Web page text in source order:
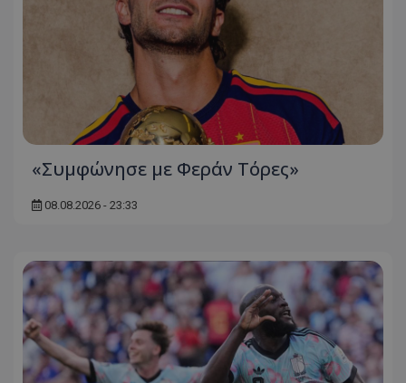
«Συμφώνησε με Φεράν Τόρες»
08.08.2026 - 23:33